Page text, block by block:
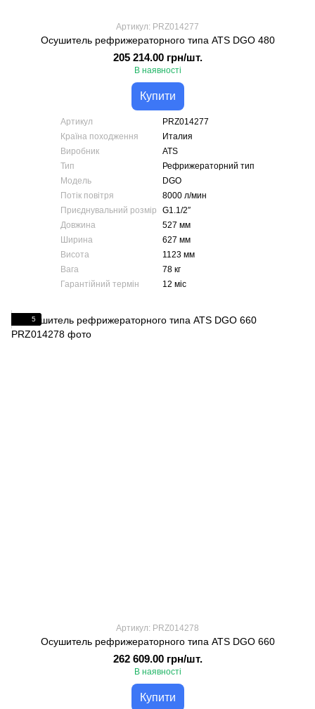
Артикул: PRZ014277
Осушитель рефрижераторного типа ATS DGO 480
205 214.00 грн/шт.
В наявності
Купити
Артикул
PRZ014277
Країна походження
Италия
Виробник
ATS
Тип
Рефрижераторний тип
Модель
DGO
Потік повітря
8000 л/мин
Приєднувальний розмір
G1.1/2″
Довжина
527 мм
Ширина
627 мм
Висота
1123 мм
Вага
78 кг
Гарантійний термін
12 міс
5
Артикул: PRZ014278
Осушитель рефрижераторного типа ATS DGO 660
262 609.00 грн/шт.
В наявності
Купити